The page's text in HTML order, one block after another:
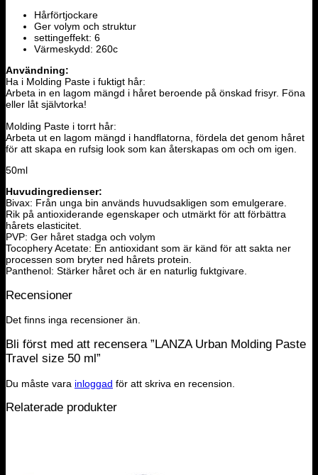
Hårförtjockare
Ger volym och struktur
settingeffekt: 6
Värmeskydd: 260c
Användning:
Ha i Molding Paste i fuktigt hår:
Arbeta in en lagom mängd i håret beroende på önskad frisyr. Föna
eller låt självtorka!
Molding Paste i torrt hår:
Arbeta ut en lagom mängd i handflatorna, fördela det genom håret
för att skapa en rufsig look som kan återskapas om och om igen.
50ml
Huvudingredienser:
Bivax: Från unga bin används huvudsakligen som emulgerare.
Rik på antioxiderande egenskaper och utmärkt för att förbättra
hårets elasticitet.
PVP: Ger håret stadga och volym
Tocophery Acetate: En antioxidant som är känd för att sakta ner
processen som bryter ned hårets protein.
Panthenol: Stärker håret och är en naturlig fuktgivare.
Recensioner
Det finns inga recensioner än.
Bli först med att recensera ”LANZA Urban Molding Paste
Travel size 50 ml”
Du måste vara inloggad för att skriva en recension.
Relaterade produkter